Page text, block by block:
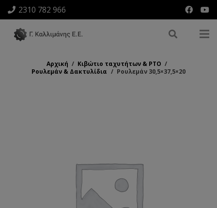
2310 782 966
Αρχική / Κιβώτιο ταχυτήτων & ΡΤΟ /
Ρουλεμάν & Δακτυλίδια / Ρουλεμάν 30,5×37,5×20